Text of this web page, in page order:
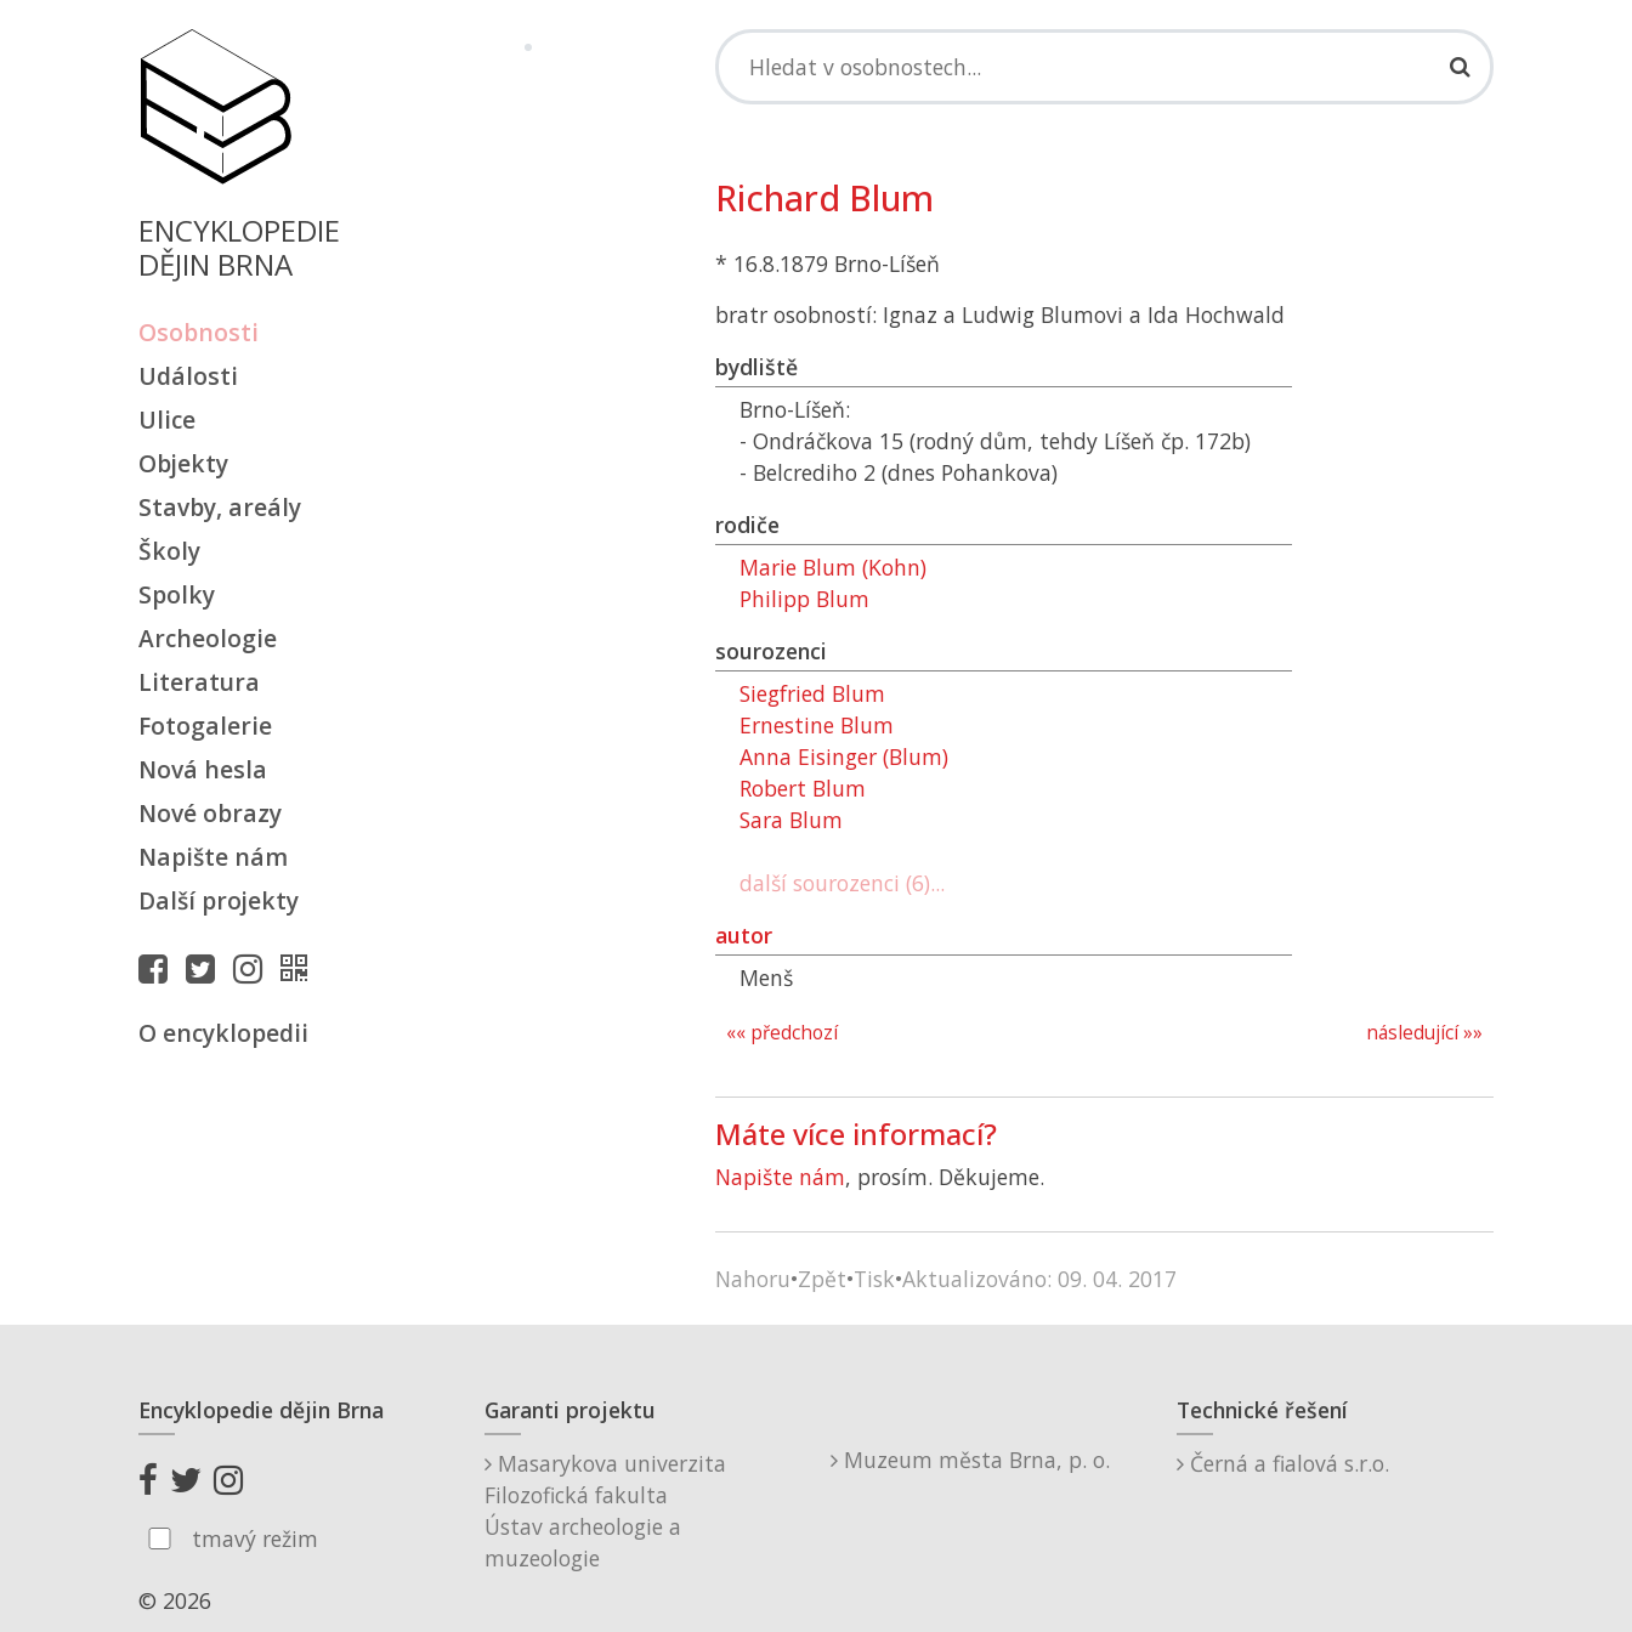
ENCYKLOPEDIE
DĚJIN BRNA
Osobnosti
Události
Ulice
Objekty
Stavby, areály
Školy
Spolky
Archeologie
Literatura
Fotogalerie
Nová hesla
Nové obrazy
Napište nám
Další projekty
O encyklopedii
Richard Blum
* 16.8.1879 Brno-Líšeň
bratr osobností: Ignaz a Ludwig Blumovi a Ida Hochwald
bydliště
Brno-Líšeň:
- Ondráčkova 15 (rodný dům, tehdy Líšeň čp. 172b)
- Belcrediho 2 (dnes Pohankova)
rodiče
Marie Blum (Kohn)
Philipp Blum
sourozenci
Siegfried Blum
Ernestine Blum
Anna Eisinger (Blum)
Robert Blum
Sara Blum
další sourozenci (6)...
autor
Menš
následující »»
«« předchozí
Máte více informací?
Napište nám, prosím. Děkujeme.
Nahoru•Zpět•Tisk•Aktualizováno: 09. 04. 2017
Encyklopedie dějin Brna
tmavý režim
© 2026
Garanti projektu
Masarykova univerzita
Filozofická fakulta
Ústav archeologie a
muzeologie
Muzeum města Brna, p. o.
Technické řešení
Černá a fialová s.r.o.